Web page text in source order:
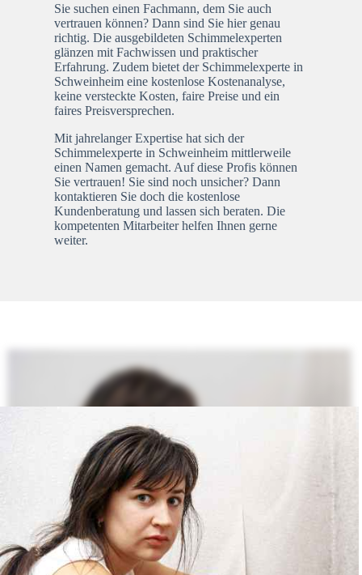
Sie suchen einen Fachmann, dem Sie auch
vertrauen können? Dann sind Sie hier genau
richtig. Die ausgebildeten Schimmelexperten
glänzen mit Fachwissen und praktischer
Erfahrung. Zudem bietet der Schimmelexperte in
Schweinheim eine kostenlose Kostenanalyse,
keine versteckte Kosten, faire Preise und ein
faires Preisversprechen.
Mit jahrelanger Expertise hat sich der
Schimmelexperte in Schweinheim mittlerweile
einen Namen gemacht. Auf diese Profis können
Sie vertrauen! Sie sind noch unsicher? Dann
kontaktieren Sie doch die kostenlose
Kundenberatung und lassen sich beraten. Die
kompetenten Mitarbeiter helfen Ihnen gerne
weiter.